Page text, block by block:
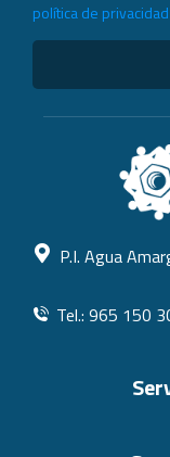
política de privacidad
P.I. Agua
Tel.: 965 150